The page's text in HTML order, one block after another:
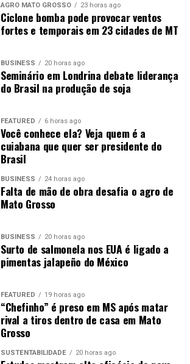
AGRO MATO GROSSO 23 horas ago
Ciclone bomba pode provocar ventos
fortes e temporais em 23 cidades de MT
BUSINESS 20 horas ago
Seminário em Londrina debate liderança
do Brasil na produção de soja
FEATURED 6 horas ago
Você conhece ela? Veja quem é a
cuiabana que quer ser presidente do
Brasil
BUSINESS 24 horas ago
Falta de mão de obra desafia o agro de
Mato Grosso
BUSINESS 20 horas ago
Surto de salmonela nos EUA é ligado a
pimentas jalapeño do México
FEATURED 19 horas ago
“Chefinho” é preso em MS após matar
rival a tiros dentro de casa em Mato
Grosso
SUSTENTABILIDADE 20 horas ago